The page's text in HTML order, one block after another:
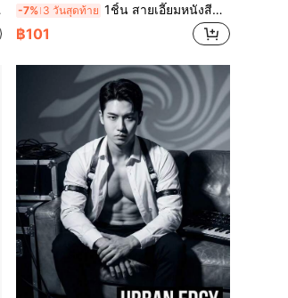
-7% 3 วันสุดท้าย 1ชิ้น สายเอี๊ยมหนังสีดำปรับได้พร้อมการตกแต่งโอริง เหมาะสำหรับเสื้อเชิ้ตและเสื้อยืด สำหรับการแสดงบนเวทีและชุดลำลอง
฿101